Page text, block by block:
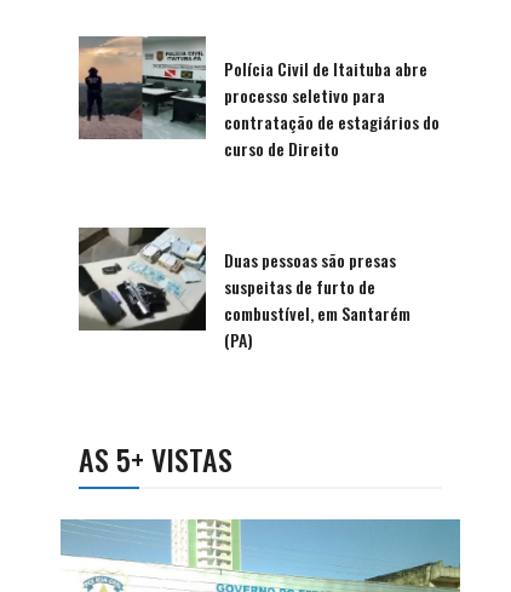
Polícia Civil de Itaituba abre
processo seletivo para
contratação de estagiários do
curso de Direito
Duas pessoas são presas
suspeitas de furto de
combustível, em Santarém
(PA)
AS 5+ VISTAS